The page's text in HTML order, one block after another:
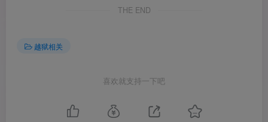
THE END
越狱相关
喜欢就支持一下吧